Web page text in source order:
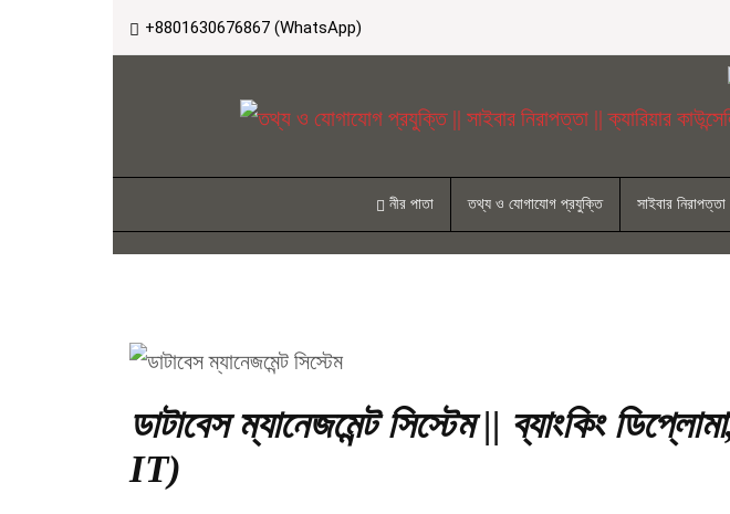
+8801630676867 (WhatsApp)
নীর পাতা তথ্য ও যোগাযোগ প্রযুক্তি সাইবার নিরাপত্তা
ডাটাবেস ম্যানেজমেন্ট সিস্টেম || ব্যাংকিং
IT)